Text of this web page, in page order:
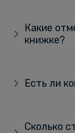
Какие
книжке?
Есть ли
Сколько